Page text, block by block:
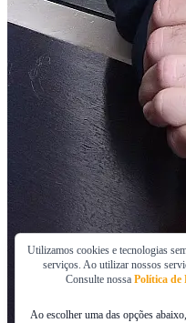
Utilizamos cookies e tecnologias
serviços. Ao utilizar nossos
Consulte nossa Política de
Ao escolher uma das opções